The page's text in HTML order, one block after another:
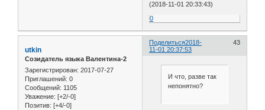
(2018-11-01 20:33:43)
0
Поделиться 43
2018-
11-01 20:37:53
utkin
Созидатель языка Валентина-2
Зарегистрирован: 2017-07-27
Приглашений: 0
Сообщений: 1105
Уважение: [+2/-0]
Позитив: [+4/-0]
И что, разве так
непонятно?